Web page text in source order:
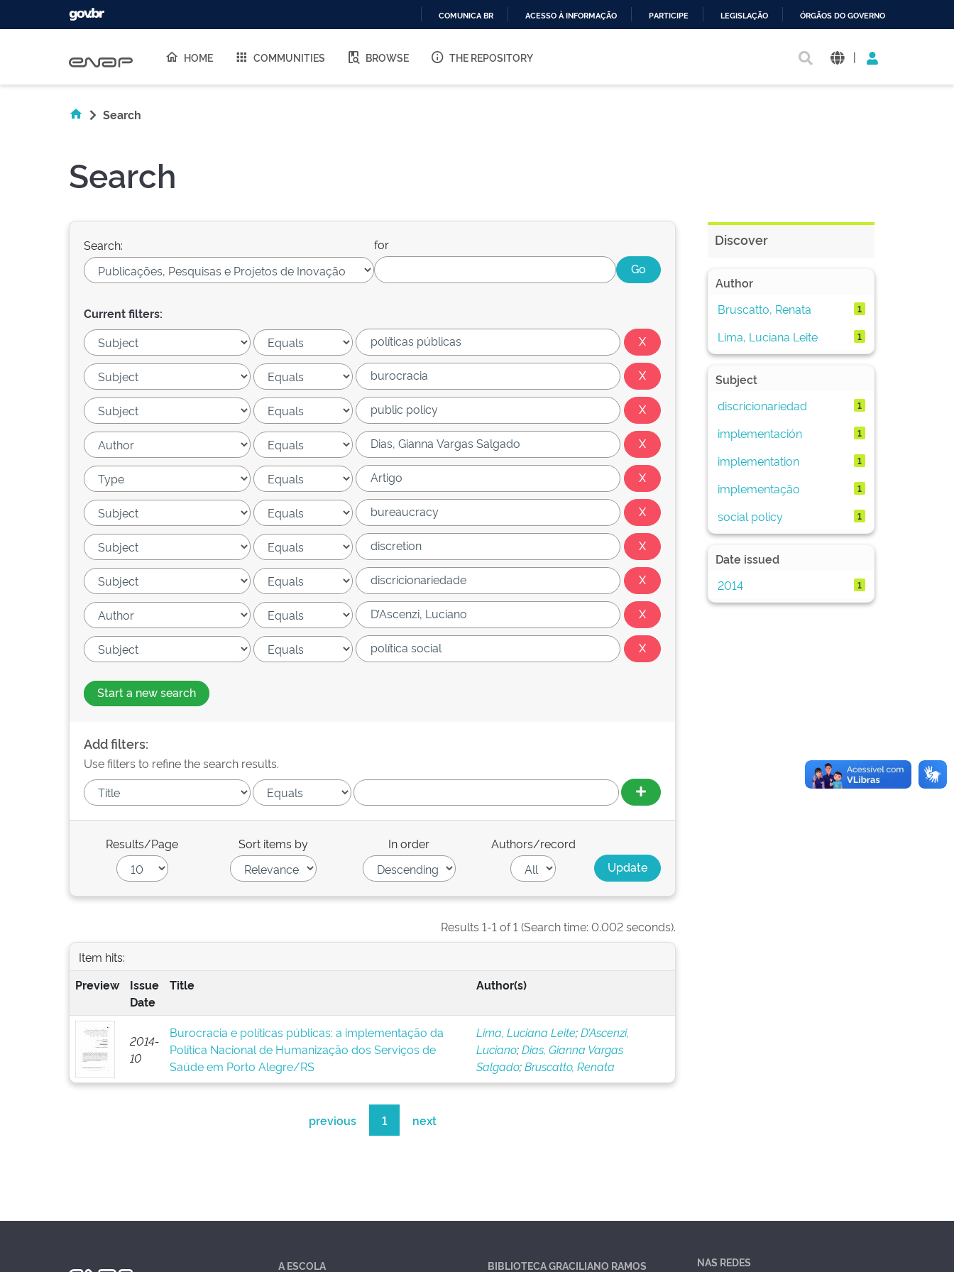
O
COMUNICA BR ACESSO À INFORMAÇÃO PARTICIPE LEGISLAÇÃO ÓRGÃOS DO GOVERNO
HOME COMMUNITIES BROWSE THE REPOSITORY |
Search
Search
Search: for
Current filters:
Start a new search
Add filters:
Use filters to refine the search results.
Results/Page Sort items by In order Authors/record
Results 1-1 of 1 (Search time: 0.002 seconds).
Item hits:
Preview
Issue
Date
Title Author(s)
2014-
10
Burocracia e políticas públicas: a implementação da
Política Nacional de Humanização dos Serviços de
Saúde em Porto Alegre/RS
Lima, Luciana Leite;D’Ascenzi,
Luciano;Dias, Gianna Vargas
Salgado;Bruscatto, Renata
previous 1 next
Discover
Author
Bruscatto, Renata
1
Lima, Luciana Leite 1
Subject
discricionariedad
1
implementación 1
implementation 1
implementação 1
social policy 1
Date issued
2014
1
A ESCOLA BIBLIOTECA GRACILIANO RAMOS NAS REDES